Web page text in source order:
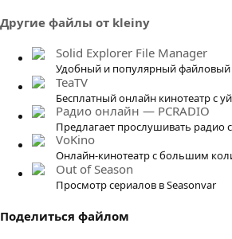
в
Другие файлы от kleiny
Solid Explorer File Manager
Удобный и популярный
TeaTV
Бесплатный онлайн кинотеатр с
Радио онлайн — PCRADIO
Предлагает прослушивать радио
VoKino
Онлайн-кинотеатр с большим
Out of Season
Просмотр сериалов в Seasonvar
Поделиться файлом